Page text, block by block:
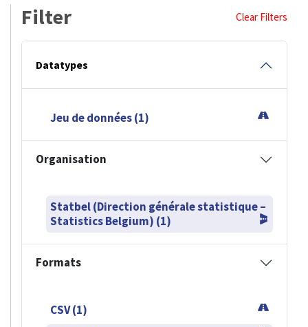
Filter Clear Filters
Datatypes
Jeu de données (1)
Organisation
Statbel (Direction générale statistique –
Statistics Belgium) (1)
Formats
CSV (1)